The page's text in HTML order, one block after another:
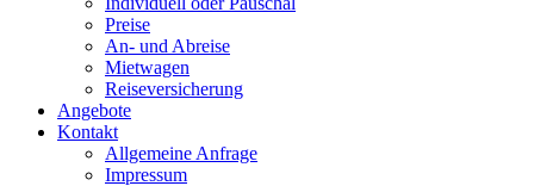
Preise
An- und Abreise
Mietwagen
Reiseversicherung
Angebote
Kontakt
Allgemeine Anfrage
Impressum